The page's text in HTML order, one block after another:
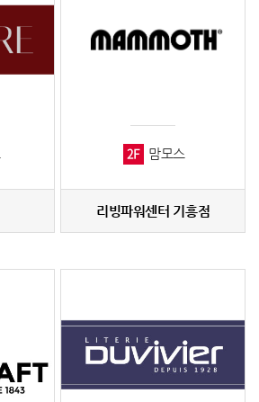
2F 맘모스
리빙파워센터 기흥점